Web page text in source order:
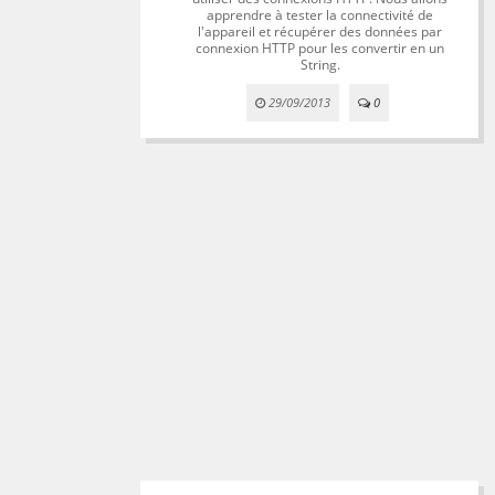
apprendre à tester la connectivité de
l'appareil et récupérer des données par
connexion HTTP pour les convertir en un
String.
29/09/2013 0